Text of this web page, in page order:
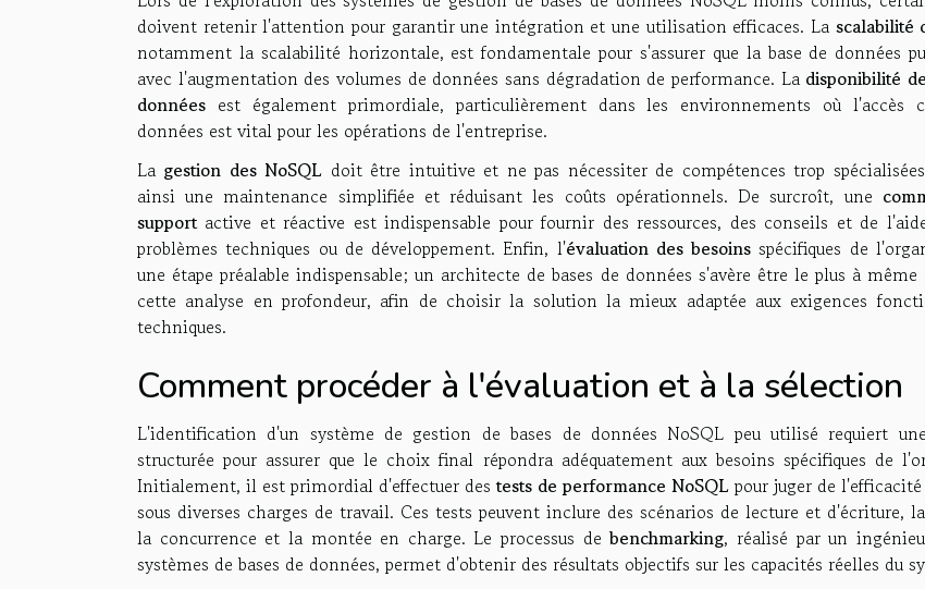
doivent retenir l'attention pour garantir une intégration et une utilisation efficaces. La scalabilité
notamment la scalabilité horizontale, est fondamentale pour s'assurer que la base de données
avec l'augmentation des volumes de données sans dégradation de performance. La disponibilité
données est également primordiale, particulièrement dans les environnements où l'accès
données est vital pour les opérations de l'entreprise.
La gestion des NoSQL doit être intuitive et ne pas nécessiter de compétences trop
ainsi une maintenance simplifiée et réduisant les coûts opérationnels. De surcroît, une
supportactive et réactive est indispensable pour fournir des ressources, des conseils et de
problèmes techniques ou de développement. Enfin, l'évaluation des besoins spécifiques de
une étape préalable indispensable; un architecte de bases de données s'avère être le plus à
cette analyse en profondeur, afin de choisir la solution la mieux adaptée aux exigences
techniques.
Comment procéder à l'évaluation et à la sélection
L'identification d'un système de gestion de bases de données NoSQL peu utilisé requiert
structurée pour assurer que le choix final répondra adéquatement aux besoins spécifiques de
Initialement, il est primordial d'effectuer destests de performance NoSQL pour juger de
sous diverses charges de travail. Ces tests peuvent inclure des scénarios de lecture et d'écriture,
la concurrence et la montée en charge. Le processus debenchmarking, réalisé par un
systèmes de bases de données, permet d'obtenir des résultats objectifs sur les capacités réelles du